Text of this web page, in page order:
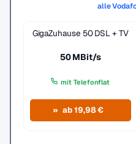
alle
GigaZuhause 50 DSL + TV
50 MBit/s
mit Telefonflat
ab 19,98 €